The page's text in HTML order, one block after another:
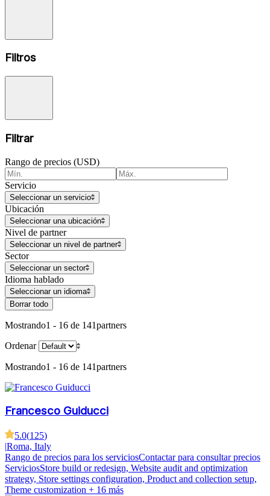
Filtros
Filtrar
Rango de precios (USD)
Servicio
Seleccionar un servicio
Ubicación
Seleccionar una ubicación
Nivel de partner
Seleccionar un nivel de partner
Sector
Seleccionar un sector
Idioma hablado
Seleccionar un idioma
Borrar todo
Mostrando1 - 16 de 141partners
Ordenar
Mostrando1 - 16 de 141partners
Francesco Guiducci
5.0(125)
|Roma, Italy
Rango de precios para los serviciosContactar para consultar precios
ServiciosStore build or redesign, Website audit and optimization
strategy, Store settings configuration, Product and collection setup,
Theme customization + 16 más